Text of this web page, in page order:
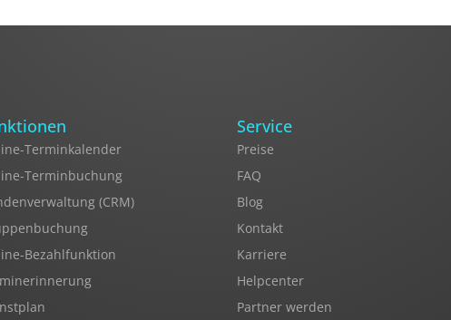
Terminkalender
Terminbuchung
(CRM)
Bezahlfunktion
Service
Preise
FAQ
Blog
Kontakt
Karriere
Helpcenter
Partner werden